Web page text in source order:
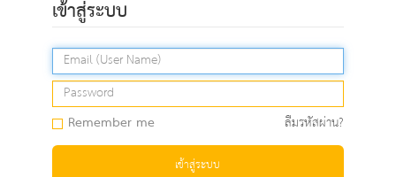
เข้าสู่ระบบ
Remember me ลืมรหัสผ่าน?
เข้าสู่ระบบ